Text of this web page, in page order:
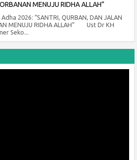
MENUJU RIDHA ALLAH”
2026: “SANTRI, QURBAN, DAN JALAN
MENUJU RIDHA ALLAH” Ust Dr KH
Seko...